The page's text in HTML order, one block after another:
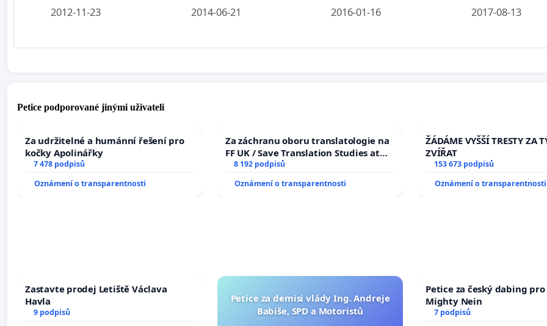
2012-11-23 2014-06-21 2016-01-16 2017-08-13
Petice podporované jinými uživateli
Za udržitelné a humánní řešení pro
kočky Apolinářky
7 478 podpisů
Oznámení o transparentnosti
Za záchranu oboru translatologie na
FF UK / Save Translation Studies at
the Faculty of Arts, Charles
University
8 192 podpisů
Oznámení o transparentnosti
ŽÁDÁME VYŠŠÍ TRESTY ZA
ZVÍŘAT
153 673 podpisů
Oznámení o transparentnosti
Zastavte prodej Letiště Václava
Havla
9 podpisů
Petice za demisi vlády Ing. Andreje
Babiše, SPD a Motoristů
Petice za český dabing
Mighty Nein
7 podpisů